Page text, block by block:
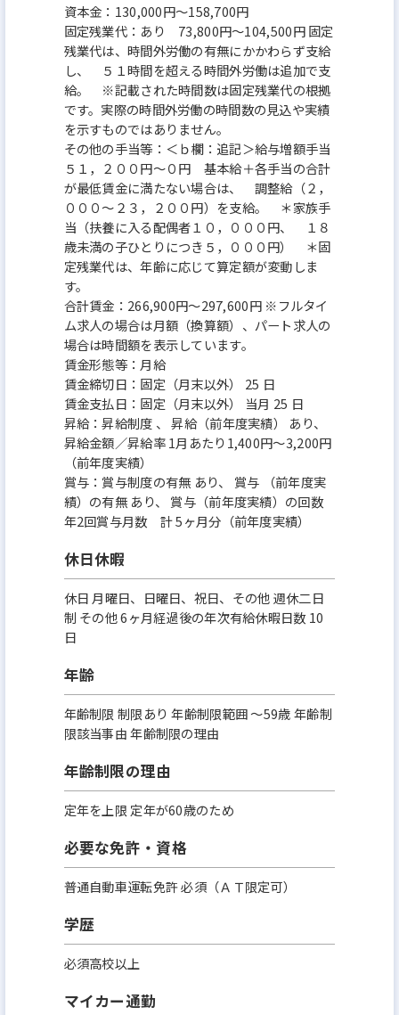
資本金：130,000円〜158,700円
固定残業代：あり 73,800円～104,500円 固定
残業代は、時間外労働の有無にかかわらず支給
し、 ５１時間を超える時間外労働は追加で支
給。 ※記載された時間数は固定残業代の根拠
です。実際の時間外労働の時間数の見込や実績
を示すものではありません。
その他の手当等：＜ｂ欄：追記＞給与増額手当
５１，２００円～０円 基本給＋各手当の合計
が最低賃金に満たない場合は、 調整給（２，
０００～２３，２００円）を支給。 ＊家族手
当（扶養に入る配偶者１０，０００円、 １８
歳未満の子ひとりにつき５，０００円） ＊固
定残業代は、年齢に応じて算定額が変動しま
す。
合計賃金：266,900円～297,600円 ※フルタイ
ム求人の場合は月額（換算額）、パート求人の
場合は時間額を表示しています。
賃金形態等：月給
賃金締切日：固定（月末以外） 25 日
賃金支払日：固定（月末以外） 当月 25 日
昇給：昇給制度 、 昇給（前年度実績） あり、
昇給金額／昇給率 1月あたり1,400円～3,200円
（前年度実績）
賞与：賞与制度の有無 あり、 賞与 （前年度実
績）の有無 あり、 賞与（前年度実績）の回数
年2回賞与月数 計 5ヶ月分（前年度実績）
休日休暇
休日 月曜日、日曜日、祝日、その他 週休二日
制 その他 6ヶ月経過後の年次有給休暇日数 10
日
年齢
年齢制限 制限あり 年齢制限範囲 〜59歳 年齢制
限該当事由 年齢制限の理由
年齢制限の理由
定年を上限 定年が60歳のため
必要な免許・資格
普通自動車運転免許 必須（ＡＴ限定可）
学歴
必須高校以上
マイカー通勤